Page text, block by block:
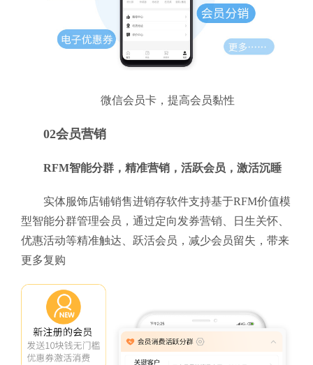
微信会员卡，提高会员黏性
02会员营销
RFM智能分群，精准营销，活跃会员，激活沉睡
实体服饰店铺销售进销存软件支持基于RFM价值模
型智能分群管理会员，通过定向发券营销、日生关怀、
优惠活动等精准触达、跃活会员，减少会员留失，带来
更多复购